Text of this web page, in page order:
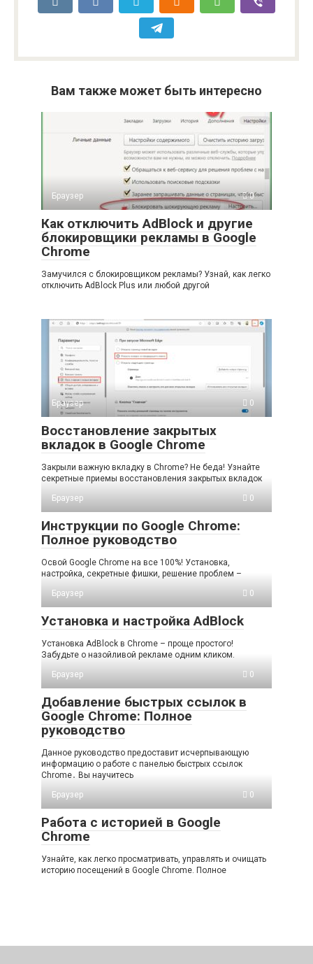
Вам также может быть интересно
Браузер 0
Как отключить AdBlock и другие
блокировщики рекламы в Google
Chrome
Замучился с блокировщиком рекламы? Узнай, как легко
отключить AdBlock Plus или любой другой
Браузер 0
Восстановление закрытых
вкладок в Google Chrome
Закрыли важную вкладку в Chrome? Не беда! Узнайте
секретные приемы восстановления закрытых вкладок
Браузер
0
Инструкции по Google Chrome:
Полное руководство
Освой Google Chrome на все 100%! Установка,
настройка, секретные фишки, решение проблем –
Браузер
0
Установка и настройка AdBlock
Установка AdBlock в Chrome – проще простого!
Забудьте о назойливой рекламе одним кликом.
Браузер
0
Добавление быстрых ссылок в
Google Chrome: Полное
руководство
Данное руководство предоставит исчерпывающую
информацию о работе с панелью быстрых ссылок
Chrome․ Вы научитесь
Браузер
0
Работа с историей в Google
Chrome
Узнайте, как легко просматривать, управлять и очищать
историю посещений в Google Chrome. Полное